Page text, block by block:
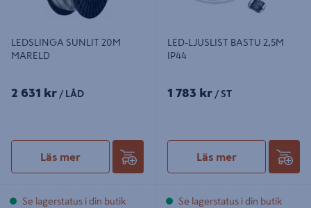
LEDSLINGA SUNLIT 20M
MARELD
2 631 kr / LÅD
Läs mer
Se lagerstatus i din butik
LED-LJUSLIST BASTU 2,5M
IP44
1 783 kr / ST
Läs mer
Se lagerstatus i din butik